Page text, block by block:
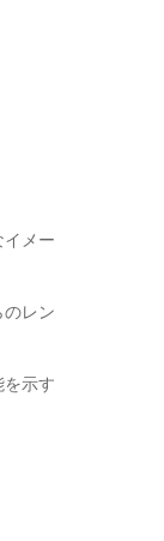
メー
レン
示す